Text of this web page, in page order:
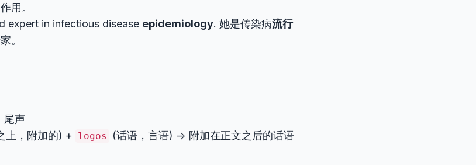
用。
expert in infectious disease epidemiology. 她是传染病流行
。
尾声
上，附加的) + logos
(话语，言语) -> 附加在正文之后的话语